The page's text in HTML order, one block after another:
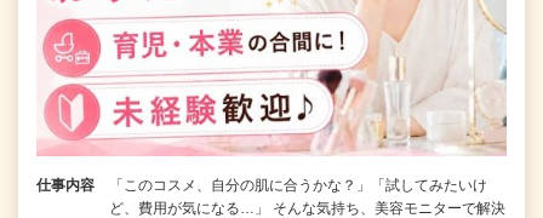
仕事内容
「このコスメ、自分の肌に合うかな？」「試してみたいけ
ど、費用が気になる…」 そんな気持ち、美容モニターで解決